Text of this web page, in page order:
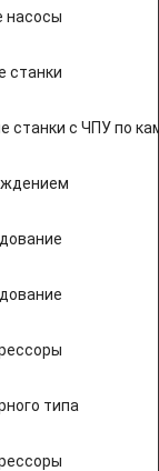
насосы
станки
станки с ЧПУ по
типа